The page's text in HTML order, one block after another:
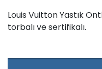
Louis Vuitton Yastık
torbalı ve sertifikalı.